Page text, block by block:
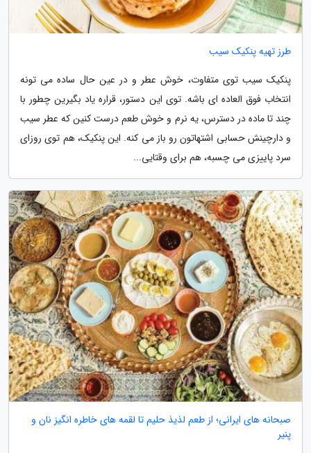
طرز تهیه پنکیک سیب
پنکیک سیب توی متفاوت، خوش عطر و در عین حال ساده می تونه
انتخاب فوق العاده ای باشه. توی این دستور، قراره یاد بگیرین چطور با
چند تا ماده در دسترس، یه نرم و خوش طعم درست کنین که عطر سیب
و دارچینش حسابی اشتهاتون رو باز می کنه. این پنکیک، هم توی روزای
سرد پاییزی می چسبه، هم برای وقتایی...
صبحانه های ایرانی؛ از طعم لذیذ حلیم تا لقمه های خاطره انگیز نان و
پنیر